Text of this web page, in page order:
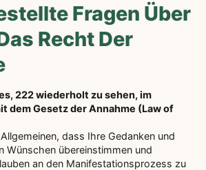
Fragen Über
Recht Der
222 wiederholt zu sehen, im
dem Gesetz der Annahme (Law of
dass Ihre Gedanken und
Wünschen übereinstimmen und
an den Manifestationsprozess zu